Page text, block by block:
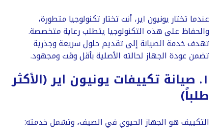
​عندما تختار يونيون اير، أنت تختار تكنولوجيا متطورة،
والحفاظ على هذه التكنولوجيا يتطلب رعاية متخصصة.
تهدف خدمة الصيانة إلى تقديم حلول سريعة وجذرية
تضمن عودة الجهاز لحالته الأصلية بأقل وقت ومجهود.
​١. صيانة تكييفات يونيون اير (الأكثر
طلباً)
​التكييف هو الجهاز الحيوي في الصيف، وتشمل خدمته: